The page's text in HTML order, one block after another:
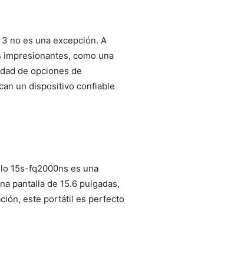
no es una excepción. A
como una
de opciones de
un dispositivo confiable
15s-fq2000ns es una
pantalla de 15.6 pulgadas,
este portátil es perfecto